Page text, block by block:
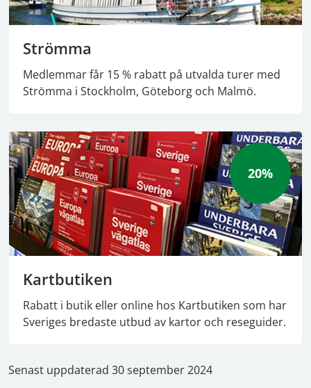
Strömma
Medlemmar får 15 % rabatt på utvalda turer med
Strömma i Stockholm, Göteborg och Malmö.
20%
Kartbutiken
Rabatt i butik eller online hos Kartbutiken som har
Sveriges bredaste utbud av kartor och reseguider.
Senast uppdaterad 30 september 2024